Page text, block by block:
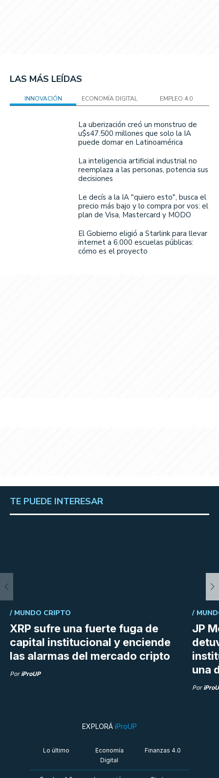
LAS MÁS LEÍDAS
INNOVACIÓN ECONOMÍA DIGITAL EMPLEO 4.0
La uberización creó un monstruo de
u$s47.500 millones que solo la IA
puede domar en Latinoamérica
La inteligencia artificial industrial no
reemplaza a las personas, potencia sus
decisiones
Le decís a la IA "quiero esto", busca el
precio más bajo y lo compra por vos: el
plan de Visa, Mastercard y MODO
El Gobierno eligió a Starlink para llevar
internet a 6.000 escuelas públicas:
cómo es el proyecto
TE PUEDE INTERESAR
XRP sufre una fuerte fuga de
capital institucional y enciende
las alarmas del mercado cripto
/ MUNDO CRIPTO
PoriProUP
JP
una
/
Por
EXPLORÁ iProUP
Lo último
Economía
Digital
Finanzas 4.0